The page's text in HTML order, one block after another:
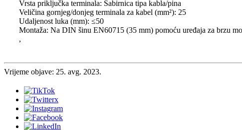
Vrsta priključka terminala: Sabirnica tipa kabla/pina
Veličina gornjeg/donjeg terminala za kabel (mm²): 25
Udaljenost luka (mm): ≤50
Montaža: Na DIN šinu EN60715 (35 mm) pomoću uređaja za brzu
,
Vrijeme objave: 25. avg. 2023.